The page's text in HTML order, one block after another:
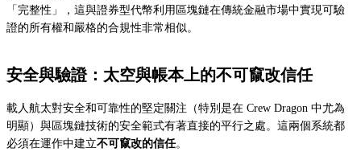
「完整性」，這與證券型代幣利用區塊鏈在傳統金融市場中實現可驗
證的所有權和嚴格的合規性非常相似。
安全與驗證：太空與帳本上的不可竄改信任
載人航太對安全和可靠性的堅定關注（特別是在 Crew Dragon 中尤為
明顯）與區塊鏈技術的安全範式有著直接的平行之處。這兩個系統都
必須在運作中建立不可竄改的信任。